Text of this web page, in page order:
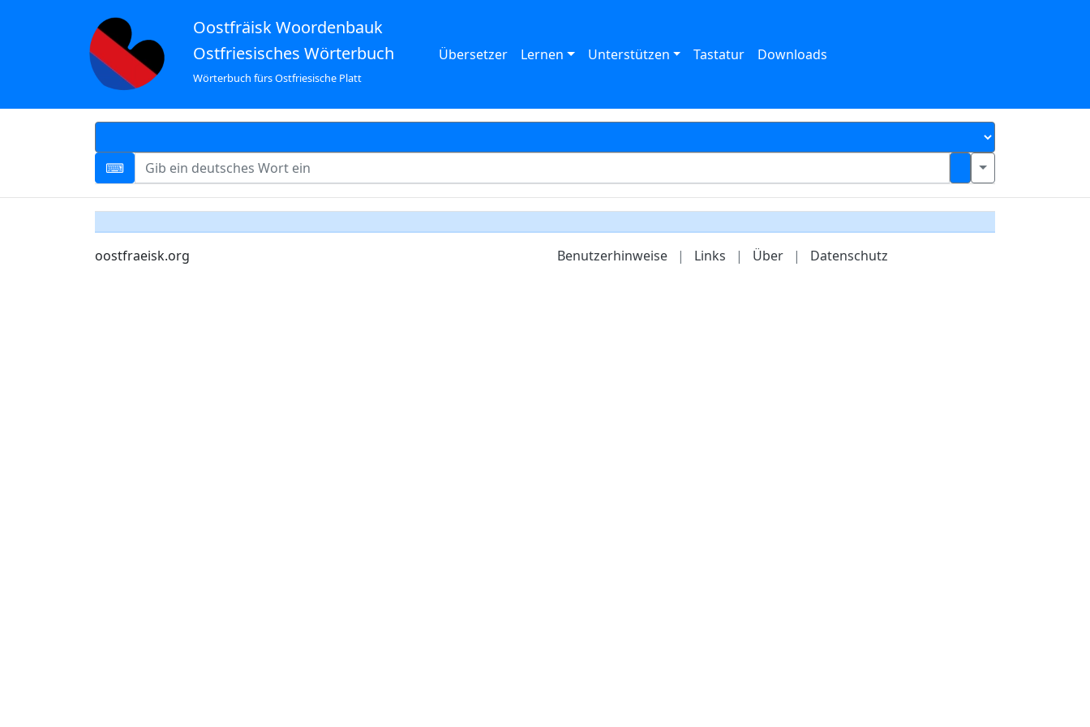
Oostfräisk Woordenbauk
Ostfriesisches Wörterbuch
Wörterbuch fürs Ostfriesische Platt
Übersetzer Lernen Unterstützen Tastatur Downloads
oostfraeisk.org Benutzerhinweise | Links | Über | Datenschutz